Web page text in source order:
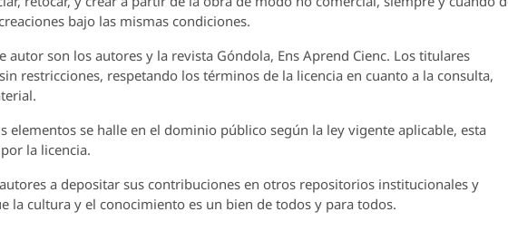
bajo las mismas condiciones.
autor son los autores y la revista Góndola, Ens Aprend Cienc. Los titulares
restricciones, respetando los términos de la licencia en cuanto a la consulta,
elementos se halle en el dominio público según la ley vigente aplicable, esta
la licencia.
a depositar sus contribuciones en otros repositorios institucionales y
la cultura y el conocimiento es un bien de todos y para todos.